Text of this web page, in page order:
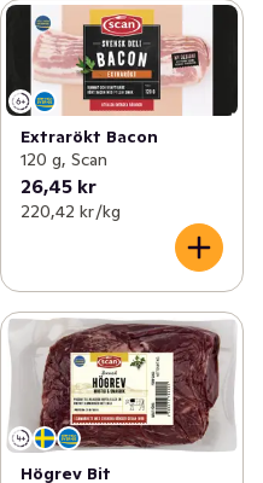
Extrarökt Bacon
120 g, Scan
26,45 kr
220,42 kr /kg
Högrev Bit